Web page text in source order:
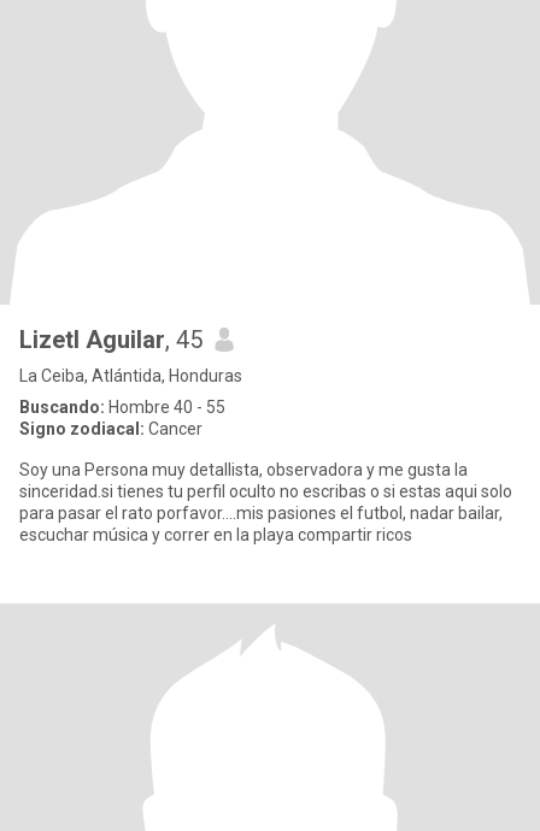
Lizetl Aguilar, 45
La Ceiba, Atlántida, Honduras
Buscando: Hombre 40 - 55
Signo zodiacal: Cancer
Soy una Persona muy detallista, observadora y me gusta la
sinceridad.si tienes tu perfil oculto no escribas o si estas aqui solo
para pasar el rato porfavor....mis pasiones el futbol, nadar bailar,
escuchar música y correr en la playa compartir ricos